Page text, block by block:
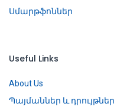
Սմարթֆոններ
Useful Links
About Us
Պայմաններ և դրույթներ